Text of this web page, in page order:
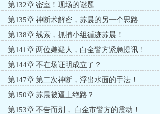
第132章 密室！现场的谜题
第135章 神断术解密，苏晨的另一个思路
第138章 线索，抓捕小组循迹苏晨！
第141章 两位嫌疑人，白金警方紧急提讯！
第144章 不在场证明成立了？
第147章 第二次神断，浮出水面的手法！
第150章 苏晨被逼上绝路？
第153章 不告而别， 白金市警方的震动！